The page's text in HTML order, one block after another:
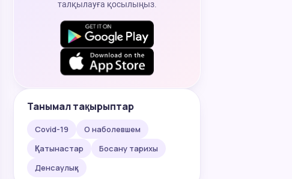
талқылауға қосылыңыз.
Танымал тақырыптар
Covid-19
О наболевшем
Қатынастар
Босану тарихы
Денсаулық